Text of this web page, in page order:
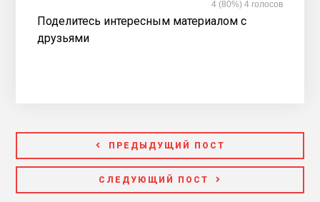
4(80%) 4голосов
Поделитесь интересным материалом с
друзьями
ПРЕДЫДУЩИЙ ПОСТ
СЛЕДУЮЩИЙ ПОСТ